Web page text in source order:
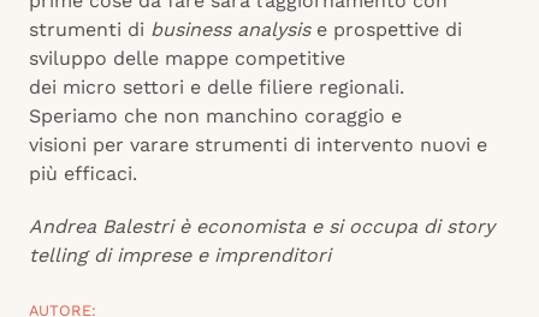
strumenti di business analysise prospettive di
sviluppo delle mappe competitive
dei micro settori e delle filiere regionali.
Speriamo che non manchino coraggio e
visioni per varare strumenti di intervento nuovi e
più efficaci.
Andrea Balestri è economista e si occupa di story
telling di imprese e imprenditori
AUTORE: